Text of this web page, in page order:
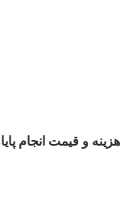
هزینه و قیمت انجام